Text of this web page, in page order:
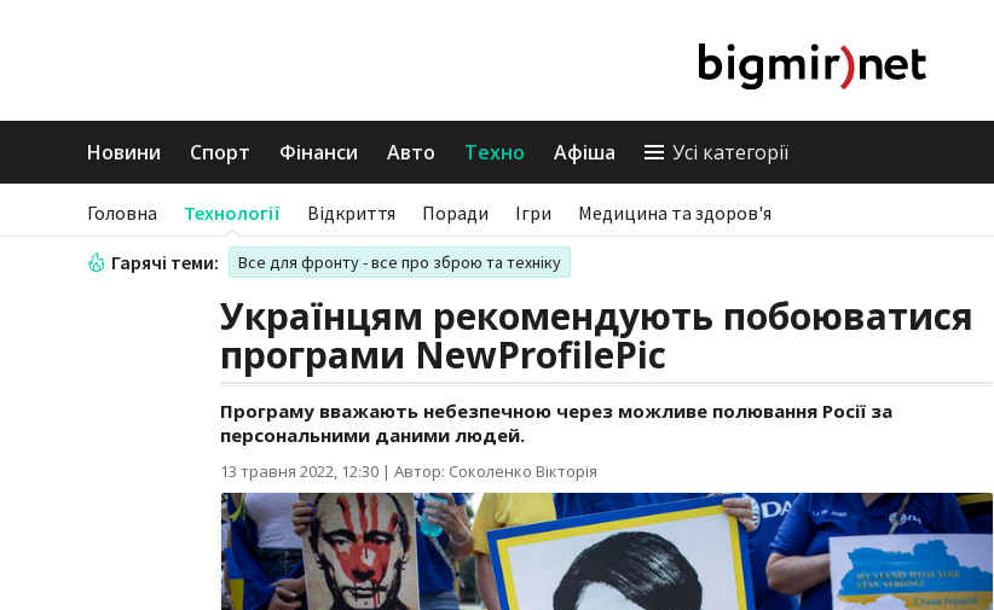
Новини Спорт Фінанси Авто Техно Афіша Усі категорії
Головна Технології Відкриття Поради Ігри Медицина та здоров'я
Гарячі теми: Все для фронту - все про зброю та техніку
Українцям рекомендують побоюватися
програми NewProfilePic
Програму вважають небезпечною через можливе полювання Росії за
персональними даними людей.
13 травня 2022, 12:30 | Автор: Соколенко Вікторія